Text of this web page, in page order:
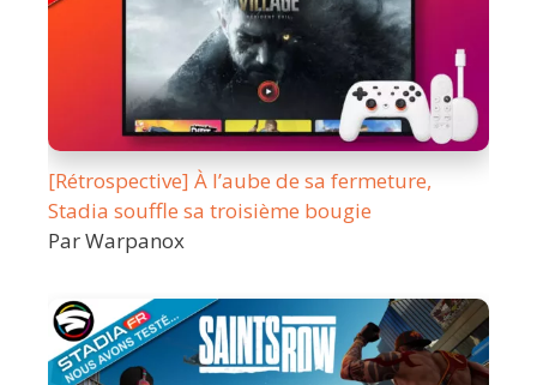
[Rétrospective] À l’aube de sa fermeture,
Stadia souffle sa troisième bougie
Par Warpanox